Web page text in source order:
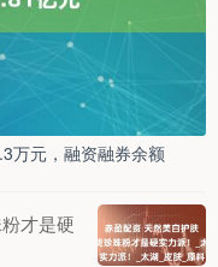
万元，融资融券余额
才是硬